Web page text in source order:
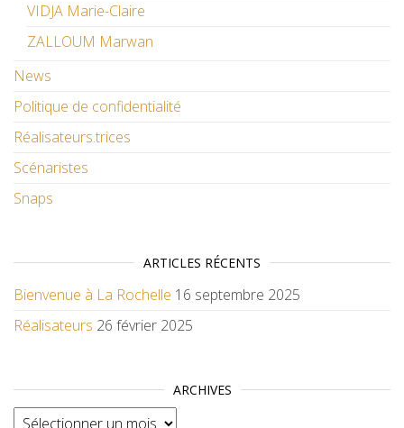
VIDJA Marie-Claire
ZALLOUM Marwan
News
Politique de confidentialité
Réalisateurs.trices
Scénaristes
Snaps
ARTICLES RÉCENTS
Bienvenue à La Rochelle 16 septembre 2025
Réalisateurs 26 février 2025
ARCHIVES
Archives